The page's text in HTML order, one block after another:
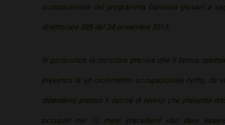
occupazionale del programma Garanzia giovani a
direttoriale 385 del 24 novembre 2015.
In particolare la circolare precisa che il bonus
presenza di un incremento occupazionale netto, da
dipendenti presso il datore di lavoro che presenta
occupati nei 12 mesi precedenti che deve